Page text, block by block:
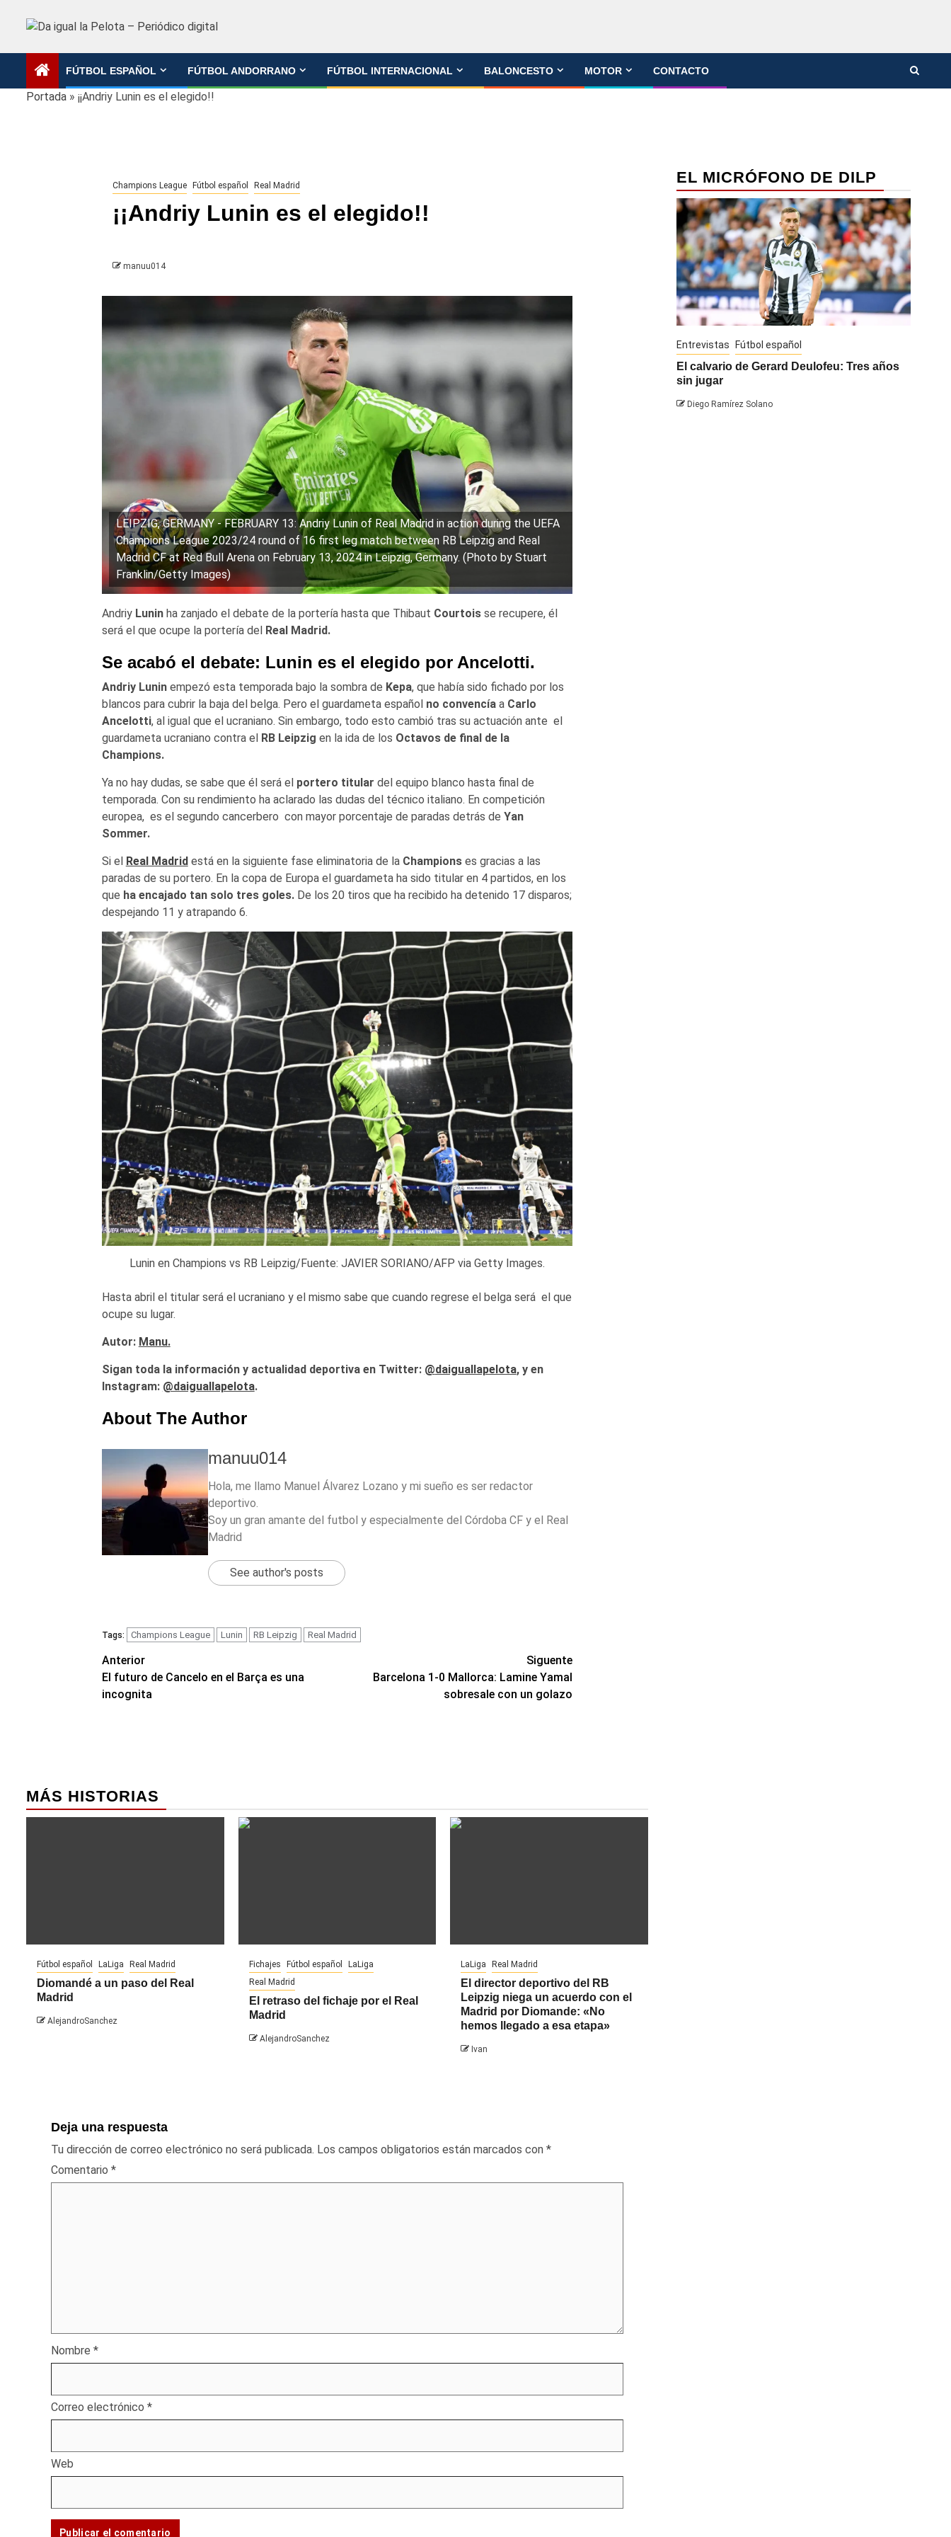
FÚTBOL ESPAÑOL FÚTBOL ANDORRANO FÚTBOL INTERNACIONAL BALONCESTO MOTOR CONTACTO
Portada » ¡¡Andriy Lunin es el elegido!!
Champions League Fútbol español Real Madrid
¡¡Andriy Lunin es el elegido!!
manuu014
LEIPZIG, GERMANY - FEBRUARY 13: Andriy Lunin of Real Madrid in action during the UEFA
Champions League 2023/24 round of 16 first leg match between RB Leipzig and Real
Madrid CF at Red Bull Arena on February 13, 2024 in Leipzig, Germany. (Photo by Stuart
Franklin/Getty Images)
AndriyLuninha zanjado el debate de la portería hasta que Thibaut Courtoisse recupere, él
será el que ocupe la portería del
Real Madrid.
Se acabó el debate: Lunin es el elegido por Ancelotti.
Andriy Luninempezó esta temporada bajo la sombra de Kepa, que había sido fichado por los
blancos para cubrir la baja del belga. Pero el guardameta español no convencíaa Carlo
Ancelotti, al igual que el ucraniano. Sin embargo, todo esto cambió tras su actuación ante el
guardameta ucraniano contra el
RB Leipzig en la ida de los Octavos de final de la
Champions.
Ya no hay dudas, se sabe que él será el portero titular del equipo blanco hasta final de
temporada. Con su rendimiento ha aclarado las dudas del técnico italiano. En competición
europea, es el segundo cancerbero con mayor porcentaje de paradas detrás de Yan
Sommer.
Si el Real Madrid está en la siguiente fase eliminatoria de la Championses gracias a las
paradas de su portero. En la copa de Europa el guardameta ha sido titular en 4 partidos, en los
que ha encajado tan solo tres goles.De los 20 tiros que ha recibido ha detenido 17 disparos;
despejando 11 y atrapando 6.
Lunin en Champions vs RB Leipzig/Fuente: JAVIER SORIANO/AFP via Getty Images.
Hasta abril el titular será el ucraniano y el mismo sabe que cuando regrese el belga será el que
ocupe su lugar.
Autor: Manu.
Sigan toda la información y actualidad deportiva en Twitter: @daiguallapelota, y en
Instagram: @daiguallapelota.
About The Author
manuu014
Hola, me llamo Manuel Álvarez Lozano y mi sueño es ser redactor
deportivo.
Soy un gran amante del futbol y especialmente del Córdoba CF y el Real
Madrid
See author's posts
Tags: Champions League Lunin RB Leipzig Real Madrid
Navegación
de
Anterior
El futuro de Cancelo en el Barça es una
incognita
Siguente
Barcelona 1-0 Mallorca: Lamine Yamal
sobresale con un golazo
MÁS HISTORIAS
Fútbol español LaLiga Real Madrid
Diomandé a un paso del Real
Madrid
AlejandroSanchez
Fichajes Fútbol español
LaLiga
Real Madrid
El retraso del fichaje por el Real
Madrid
AlejandroSanchez
LaLiga Real Madrid
El director deportivo del RB
Leipzig niega un acuerdo con el
Madrid por Diomande: «No
hemos llegado a esa etapa»
Ivan
Deja una respuesta
Tu dirección de correo electrónico no será publicada. Los campos obligatorios están marcados con *
Comentario *
Nombre *
Correo electrónico *
Web
EL MICRÓFONO DE DILP
Entrevistas Fútbol español
El calvario de Gerard Deulofeu: Tres años
sin jugar
Diego Ramírez Solano